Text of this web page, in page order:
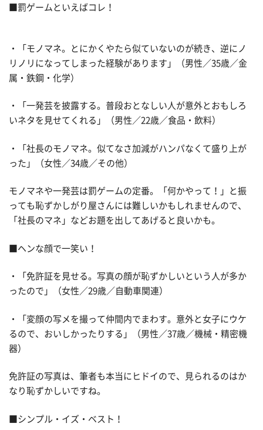
■罰ゲームといえばコレ！
・「モノマネ。とにかくやたら似ていないのが続き、逆にノ
リノリになってしまった経験があります」（男性／35歳／金
属・鉄鋼・化学）
・「一発芸を披露する。普段おとなしい人が意外とおもしろ
いネタを見せてくれる」（男性／22歳／食品・飲料）
・「社長のモノマネ。似てなさ加減がハンパなくて盛り上が
った」（女性／34歳／その他）
モノマネや一発芸は罰ゲームの定番。「何かやって！」と振
っても恥ずかしがり屋さんには難しいかもしれませんので、
「社長のマネ」などお題を出してあげると良いかも。
■ヘンな顔で一笑い！
・「免許証を見せる。写真の顔が恥ずかしいという人が多か
ったので」（女性／29歳／自動車関連）
・「変顔の写メを撮って仲間内でまわす。意外と女子にウケ
るので、おいしかったりする」（男性／37歳／機械・精密機
器）
免許証の写真は、筆者も本当にヒドイので、見られるのはか
なり恥ずかしいですね。
■シンプル・イズ・ベスト！